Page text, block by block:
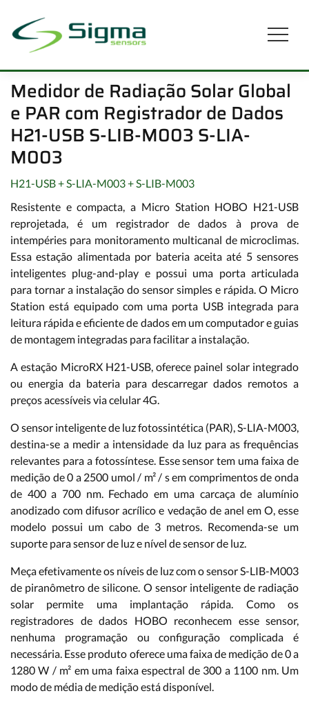
Medidor de Radiação Solar Global
e PAR com Registrador de Dados
H21-USB S-LIB-M003 S-LIA-
M003
H21-USB + S-LIA-M003 + S-LIB-M003
Resistente e compacta, a Micro Station HOBO H21-USB
reprojetada, é um registrador de dados à prova de
intempéries para monitoramento multicanal de microclimas.
Essa estação alimentada por bateria aceita até 5 sensores
inteligentes plug-and-play e possui uma porta articulada
para tornar a instalação do sensor simples e rápida. O Micro
Station está equipado com uma porta USB integrada para
leitura rápida e eficiente de dados em um computador e guias
de montagem integradas para facilitar a instalação.
A estação MicroRX H21-USB, oferece painel solar integrado
ou energia da bateria para descarregar dados remotos a
preços acessíveis via celular 4G.
O sensor inteligente de luz fotossintética (PAR), S-LIA-M003,
destina-se a medir a intensidade da luz para as frequências
relevantes para a fotossíntese. Esse sensor tem uma faixa de
medição de 0 a 2500 umol / m² / s em comprimentos de onda
de 400 a 700 nm. Fechado em uma carcaça de alumínio
anodizado com difusor acrílico e vedação de anel em O, esse
modelo possui um cabo de 3 metros. Recomenda-se um
suporte para sensor de luz e nível de sensor de luz.
Meça efetivamente os níveis de luz com o sensor S-LIB-M003
de piranômetro de silicone. O sensor inteligente de radiação
solar permite uma implantação rápida. Como os
registradores de dados HOBO reconhecem esse sensor,
nenhuma programação ou configuração complicada é
necessária. Esse produto oferece uma faixa de medição de 0 a
1280 W / m² em uma faixa espectral de 300 a 1100 nm. Um
modo de média de medição está disponível.